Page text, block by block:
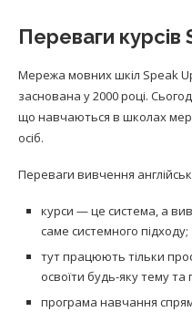
Переваги курсів
Мережа мовних шкіл Speak
заснована у 2000 році.
що навчаються в школах
осіб.
Переваги вивчення
курси — це система, а
саме системного підходу;
тут працюють тільки
освоїти будь-яку тему
програма навчання